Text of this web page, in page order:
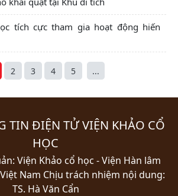
tích cực tham gia hoạt động hiến
2 3 4 5 ...
TIN ĐIỆN TỬ VIỆN KHẢO CỔ
HỌC
Viện Khảo cổ học - Viện Hàn lâm
Nam Chịu trách nhiệm nội dung:
TS. Hà Văn Cẩn